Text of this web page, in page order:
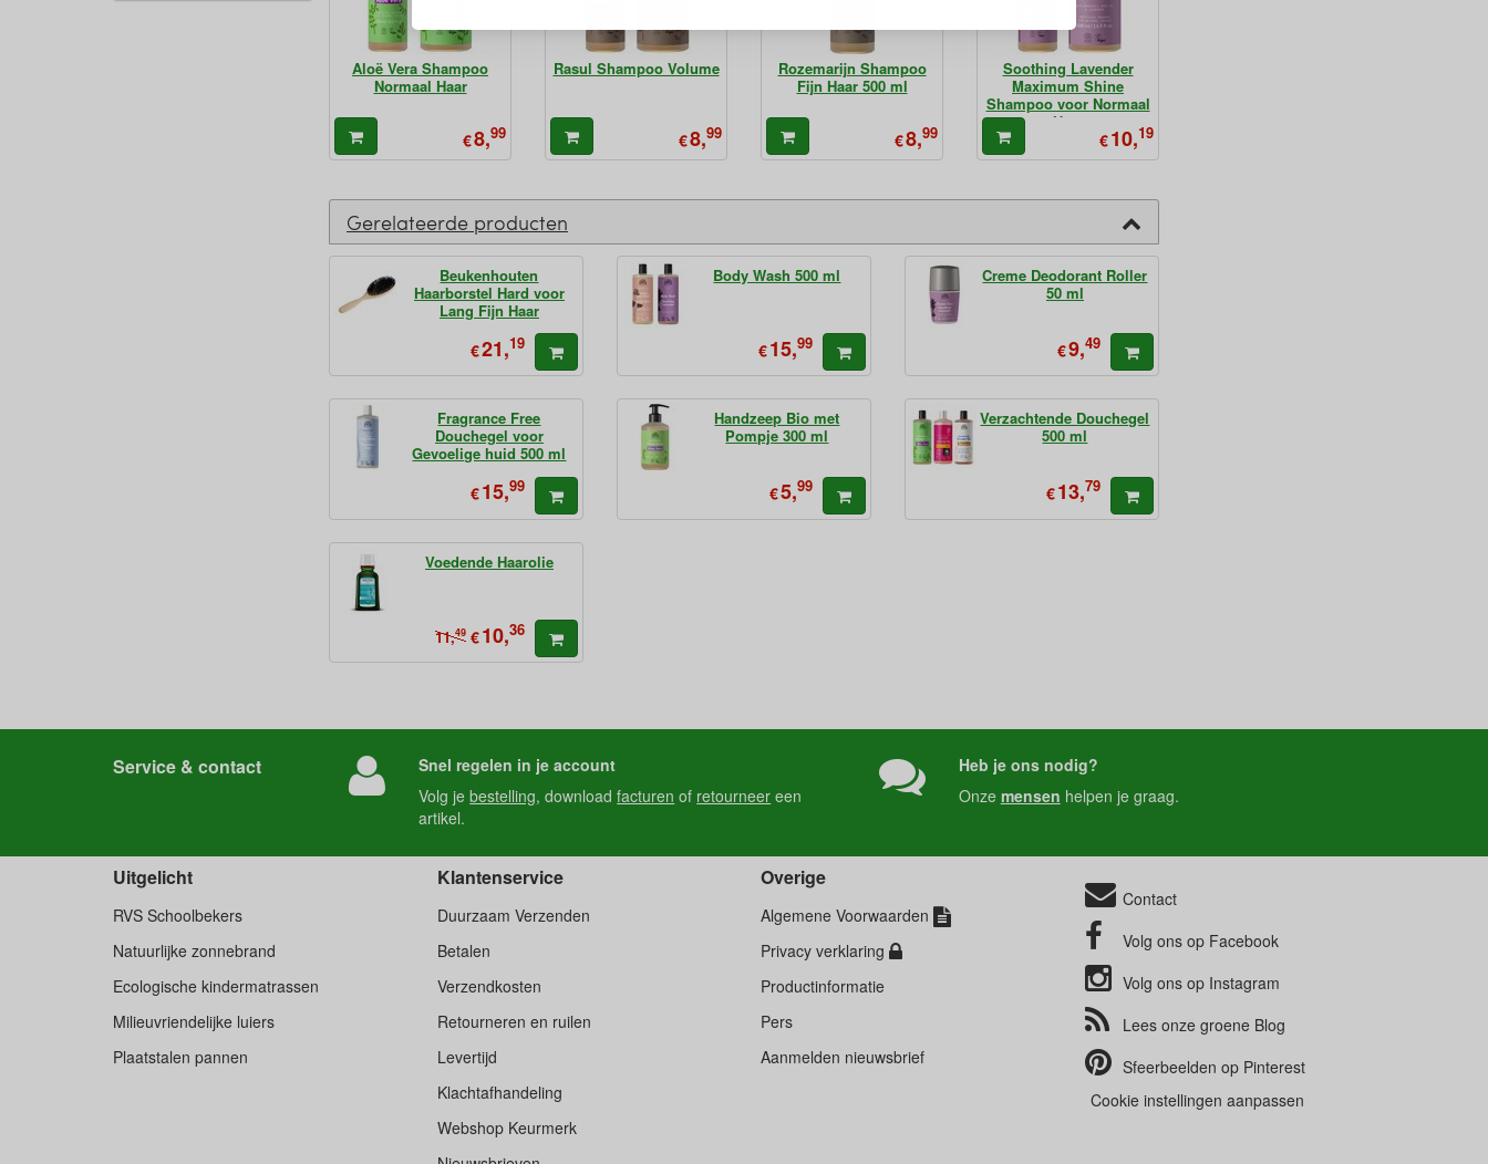
Aloë Vera Shampoo
Normaal Haar
€8,99
Rasul Shampoo Volume
€8,99
Rozemarijn Shampoo
Fijn Haar 500 ml
€8,99
Soothing Lavender
Maximum Shine
Shampoo voor Normaal
Haar
€10,19
Gerelateerde producten
Beukenhouten
Haarborstel Hard voor
Lang Fijn Haar
€21,19
Body Wash 500 ml
€15,99
Creme Deodorant Roller
50 ml
€9,49
Fragrance Free
Douchegel voor
Gevoelige huid 500 ml
€15,99
Handzeep Bio met
Pompje 300 ml
€5,99
Verzachtende Douchegel
500 ml
€13,79
Voedende Haarolie
11,49 €10,36
Service & contact
Snel regelen in je account
Volg jebestelling, downloadfacturen of retourneer een
artikel.
Heb je ons nodig?
Onze mensen helpen je graag.
Klantenservice
Duurzaam Verzenden
Betalen
Verzendkosten
Retourneren en ruilen
Levertijd
Klachtafhandeling
Webshop Keurmerk
Uitgelicht
RVS Schoolbekers
Natuurlijke zonnebrand
Ecologische kindermatrassen
Milieuvriendelijke luiers
Plaatstalen pannen
Overige
Algemene Voorwaarden
Privacy verklaring
Productinformatie
Pers
Aanmelden nieuwsbrief
Contact
Volg ons op Facebook
Volg ons op Instagram
Lees onze groene Blog
Sfeerbeelden op Pinterest
Cookie instellingen aanpassen